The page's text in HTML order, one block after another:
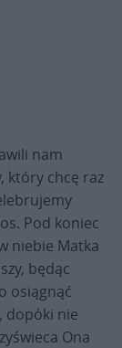
nam
który chcę raz
Pod koniec
niebie Matka
będąc
osiągnąć
dopóki nie
Ona